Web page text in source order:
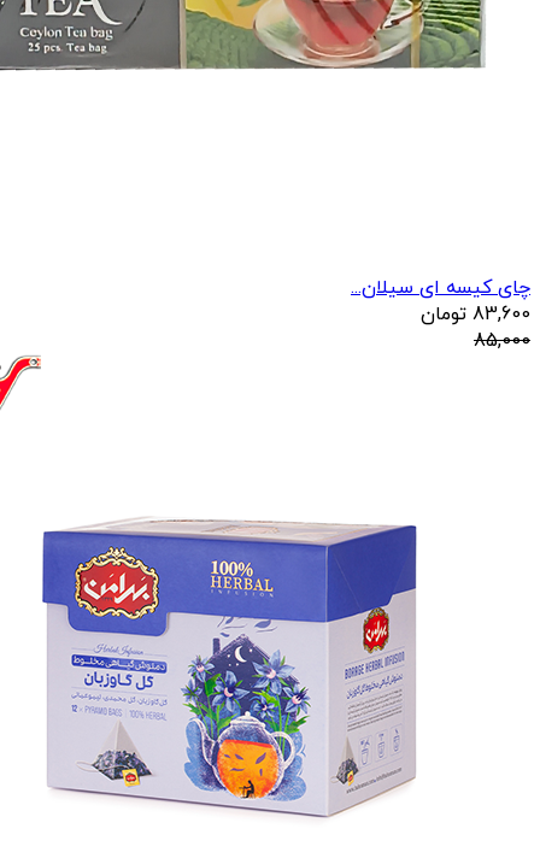
چای کیسه ای سیلان...
83,600 تومان
85,000